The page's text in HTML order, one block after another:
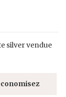
silver vendue